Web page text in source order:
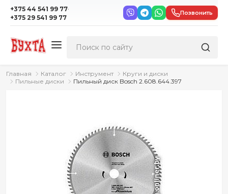
+375 44 541 99 77·
+375 29 541 99 77
Позвонить
Главная Каталог Инструмент
Круги и диски
Пильные диски
Пильный диск Bosch 2.608.644.397